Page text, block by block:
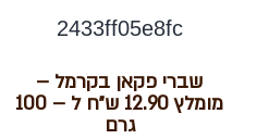
שברי פקאן בקרמל –
מומלץ 12.90 ש״ח ל – 100
גרם